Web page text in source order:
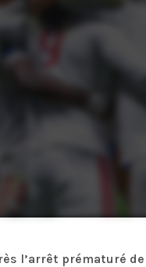
l’arrêt prématuré